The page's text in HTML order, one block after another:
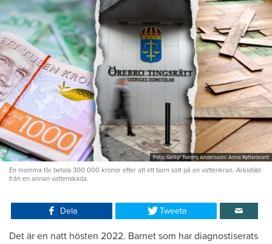
Foto: Getty/ Tommy Andersson/ Anna Rytterbrant
En mamma får betala 300 000 kronor efter att ett barn satt på en vattenkran. Arkivbild
från en annan vattenskada.
Dela Tweeta
Det är en natt hösten 2022. Barnet som har diagnostiserats